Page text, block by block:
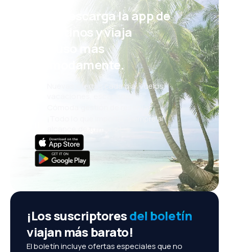
¡Eh! Descarga la app de
eDestinos y viaja
incluso más
cómodamente.
Nuevas ofertas cada día: vuelos,
vacaciones, escapadas
Cómoda gestión de reservas
¡Todo lo que importa, siempre al
¡Los suscriptoresdel boletín
viajan más barato!
El boletín incluye ofertas especiales que no